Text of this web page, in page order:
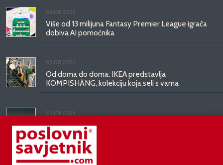
06.08.2026.
Više od 13 milijuna Fantasy Premier League igrača
dobiva AI pomoćnika
03.08.2026.
Od doma do doma: IKEA predstavlja
KOMPISHÄNG, kolekciju koja seli s vama
03.08.2026.
Kineski BYD predstavio luksuznu limuzinu veću od
Mercedesove S-klase, obećava domet do 1.000
kilometara